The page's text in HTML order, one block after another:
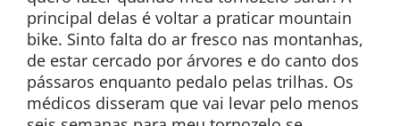
principal delas é voltar a praticar mountain
bike. Sinto falta do ar fresco nas montanhas,
de estar cercado por árvores e do canto dos
pássaros enquanto pedalo pelas trilhas. Os
médicos disseram que vai levar pelo menos